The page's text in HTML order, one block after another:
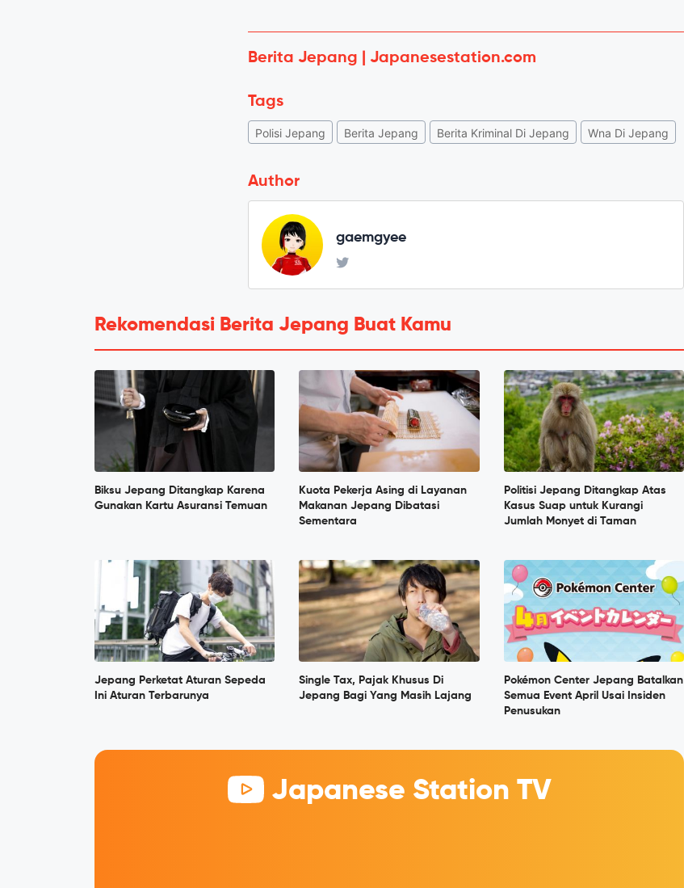
Berita Jepang | Japanesestation.com
Tags
Polisi Jepang Berita Jepang Berita Kriminal Di Jepang Wna Di Jepang
Author
gaemgyee
Rekomendasi Berita Jepang Buat Kamu
Biksu Jepang Ditangkap Karena
Gunakan Kartu Asuransi Temuan
Kuota Pekerja Asing di Layanan
Makanan Jepang Dibatasi
Sementara
Politisi Jepang Ditangkap Atas
Kasus Suap untuk Kurangi
Jumlah Monyet di Taman
Jepang Perketat Aturan Sepeda
Ini Aturan Terbarunya
Single Tax, Pajak Khusus Di
Jepang Bagi Yang Masih Lajang
Pokémon Center Jepang Batalkan
Semua Event April Usai Insiden
Penusukan
Japanese Station TV